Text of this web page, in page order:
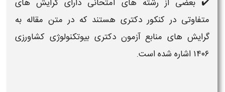
✔️ بعضی از رشته های امتحانی دارای گرایش های
متفاوتی در کنکور دکتری هستند که در متن مقاله به
گرایش های منابع آزمون دکتری بیوتکنولوژی کشاورزی
۱۴۰۶ اشاره شده است.